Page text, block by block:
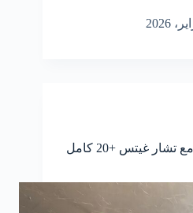
فيلم يوسف خليل التونسي مع تشار غيتس +20 كامل